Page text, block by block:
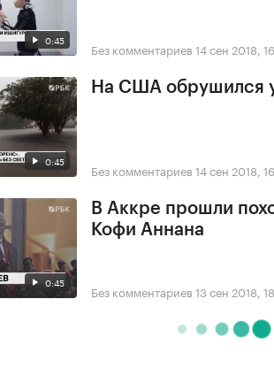
0:45 Без комментариев 14 сен 2018,
0:45
На США обрушился
Без комментариев 14 сен 2018,
0:45
В Аккре прошли
Кофи Аннана
Без комментариев 13 сен 2018,